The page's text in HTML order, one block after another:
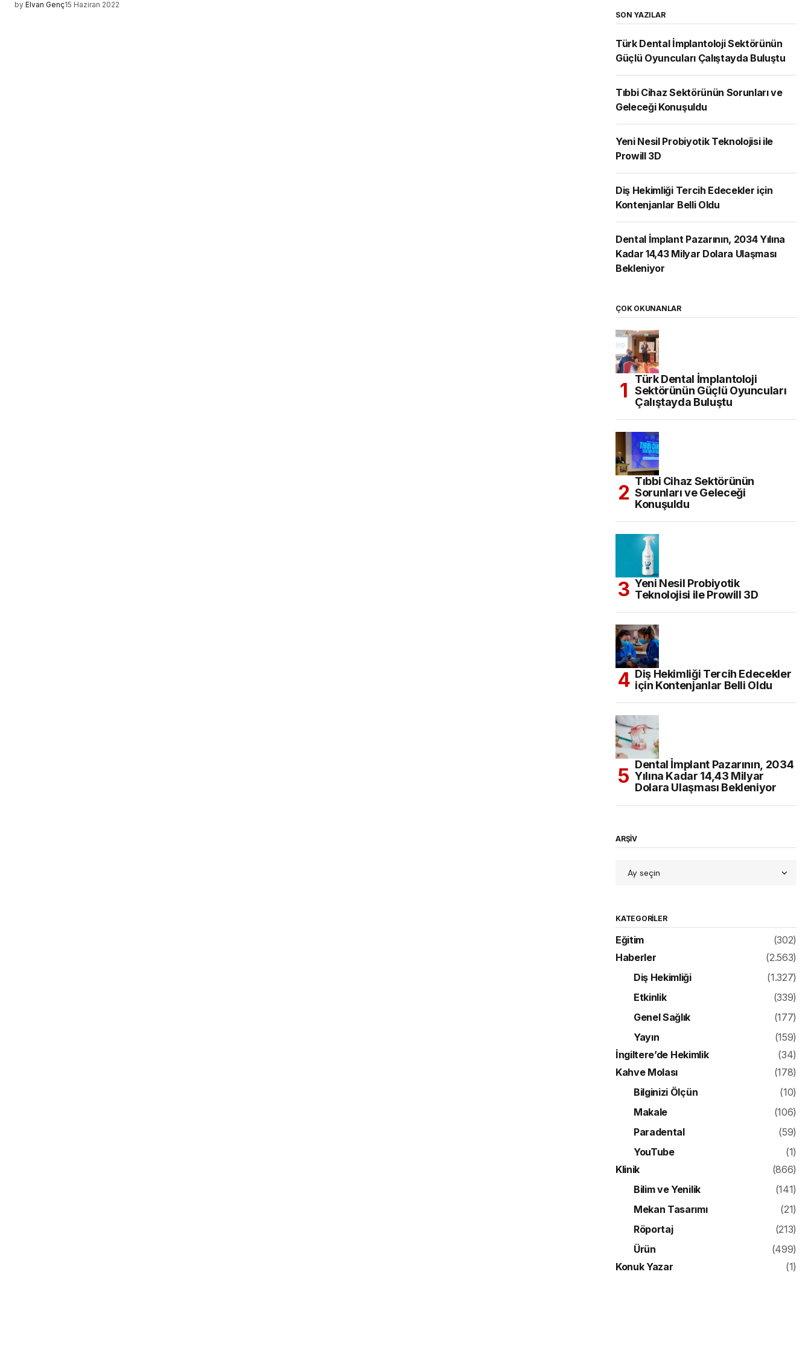
by Elvan Genç15 Haziran 2022
SON YAZILAR
Türk Dental İmplantoloji Sektörünün
Güçlü Oyuncuları Çalıştayda Buluştu
Tıbbi Cihaz Sektörünün Sorunları ve
Geleceği Konuşuldu
Yeni Nesil Probiyotik Teknolojisi ile
Prowill 3D
Diş Hekimliği Tercih Edecekler için
Kontenjanlar Belli Oldu
Dental İmplant Pazarının, 2034 Yılına
Kadar 14,43 Milyar Dolara Ulaşması
Bekleniyor
ÇOK OKUNANLAR
Türk Dental İmplantoloji
Sektörünün Güçlü Oyuncuları
Çalıştayda Buluştu
Tıbbi Cihaz Sektörünün
Sorunları ve Geleceği
Konuşuldu
Yeni Nesil Probiyotik
Teknolojisi ile Prowill 3D
Diş Hekimliği Tercih Edecekler
için Kontenjanlar Belli Oldu
Dental İmplant Pazarının, 2034
Yılına Kadar 14,43 Milyar
Dolara Ulaşması Bekleniyor
ARŞİV
KATEGORILER
Eğitim
(302)
Haberler
(2.563)
Diş Hekimliği
(1.327)
Etkinlik
(339)
Genel Sağlık
(177)
Yayın
(159)
İngiltere’de Hekimlik
(34)
Kahve Molası
(178)
Bilginizi Ölçün
(10)
Makale
(106)
Paradental
(59)
YouTube
(1)
Klinik
(866)
Bilim ve Yenilik
(141)
Mekan Tasarımı
(21)
Röportaj
(213)
Ürün
(499)
Konuk Yazar
(1)